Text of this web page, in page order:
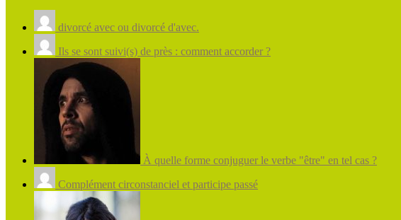
divorcé avec ou divorcé d'avec.
Ils se sont suivi(s) de près : comment accorder ?
À quelle forme conjuguer le verbe "être" en tel cas ?
Complément circonstanciel et participe passé